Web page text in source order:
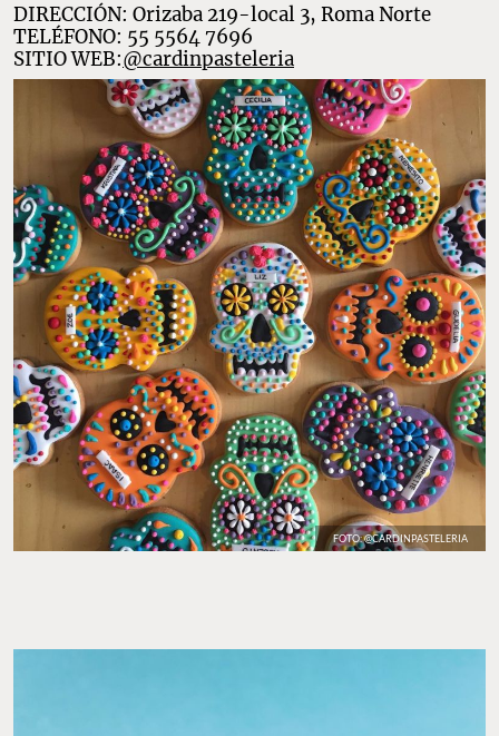
DIRECCIÓN: Orizaba 219-local 3, Roma Norte
TELÉFONO: 55 5564 7696
SITIO WEB:@cardinpasteleria
FOTO: @CARDINPASTELERIA